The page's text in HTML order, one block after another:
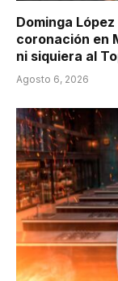
Dominga
coronación en
ni siquiera al
Agosto 6, 2026